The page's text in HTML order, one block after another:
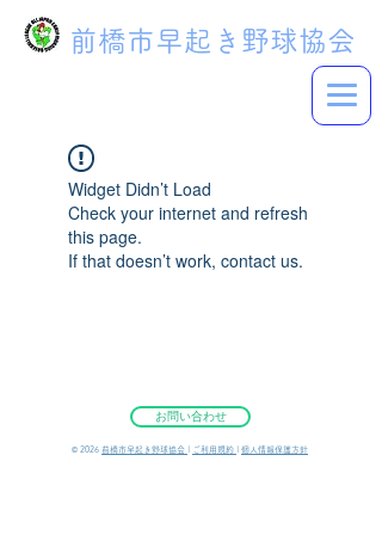
前橋市早起き野球協会
Widget Didn’t Load
Check your internet and refresh
this page.
If that doesn’t work, contact us.
お問い合わせ
©︎ 2026 前橋市早起き野球協会 ご利用規約 個人情報保護方針